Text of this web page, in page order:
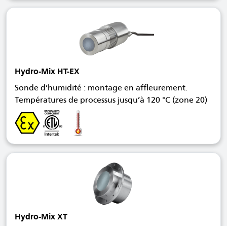
Hydro-Mix HT-EX
Sonde d’humidité : montage en affleurement.
Températures de processus jusqu’à 120 °C (zone 20)
Hydro-Mix XT